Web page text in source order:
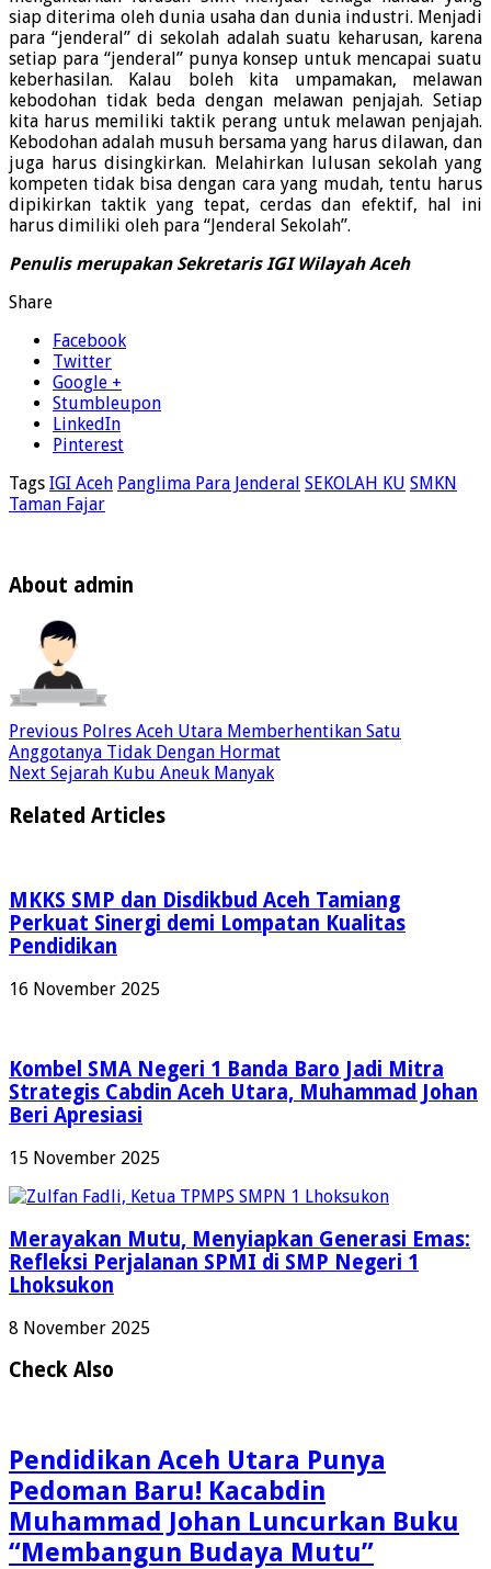
siap diterima oleh dunia usaha dan dunia industri. Menjadi
para “jenderal” di sekolah adalah suatu keharusan, karena
setiap para “jenderal” punya konsep untuk mencapai suatu
keberhasilan. Kalau boleh kita umpamakan, melawan
kebodohan tidak beda dengan melawan penjajah. Setiap
kita harus memiliki taktik perang untuk melawan penjajah.
Kebodohan adalah musuh bersama yang harus dilawan, dan
juga harus disingkirkan. Melahirkan lulusan sekolah yang
kompeten tidak bisa dengan cara yang mudah, tentu harus
dipikirkan taktik yang tepat, cerdas dan efektif, hal ini
harus dimiliki oleh para “Jenderal Sekolah”.
Penulis merupakan Sekretaris IGI Wilayah Aceh
Share
Facebook
Twitter
Google +
Stumbleupon
LinkedIn
Pinterest
Tags IGI Aceh Panglima Para Jenderal SEKOLAH KU SMKN
Taman Fajar
About admin
Previous Polres Aceh Utara Memberhentikan Satu
Anggotanya Tidak Dengan Hormat
Next Sejarah Kubu Aneuk Manyak
Related Articles
MKKS SMP dan Disdikbud Aceh Tamiang
Perkuat Sinergi demi Lompatan Kualitas
Pendidikan
16 November 2025
Kombel SMA Negeri 1 Banda Baro Jadi Mitra
Strategis Cabdin Aceh Utara, Muhammad Johan
Beri Apresiasi
15 November 2025
Merayakan Mutu, Menyiapkan Generasi Emas:
Refleksi Perjalanan SPMI di SMP Negeri 1
Lhoksukon
8 November 2025
Check Also
Pendidikan Aceh Utara Punya
Pedoman Baru! Kacabdin
Muhammad Johan Luncurkan Buku
“Membangun Budaya Mutu”